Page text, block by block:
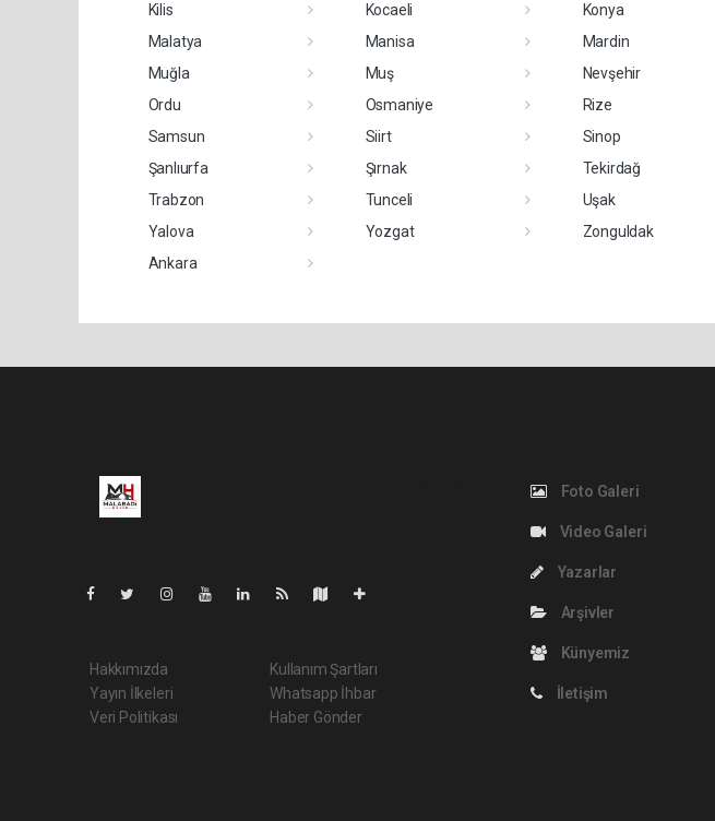
Kilis
Kocaeli Konya
Malatya
Manisa Mardin
Muğla
Muş Nevşehir
Ordu
Osmaniye Rize
Samsun
Siirt Sinop
Şanlıurfa
Şırnak Tekirdağ
Trabzon
Tunceli Uşak
Yalova
Yozgat Zonguldak
Ankara
Hakkımızda
Yayın İlkeleri
Veri Politikası
Kullanım Şartları
Whatsapp İhbar
Haber Gönder
Foto Galeri
Video Galeri
Yazarlar
Arşivler
Künyemiz
İletişim